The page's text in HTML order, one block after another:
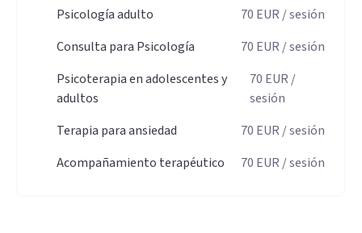
El objetivo, conseguir cambios eficaces y duraderos en el
tiempo.
como forma de expresión. Incluye entrevistas con los
TERAPIA PARA ADOLESCENTES: método adaptado a la
complejidad que muestra la adolescencia.
Psicología adulto
70 EUR / sesión
Consulta para Psicología
70 EUR / sesión
Psicoterapia en adolescentes y
adultos
70 EUR /
sesión
Terapia para ansiedad
70 EUR / sesión
Acompañamiento terapéutico
70 EUR / sesión